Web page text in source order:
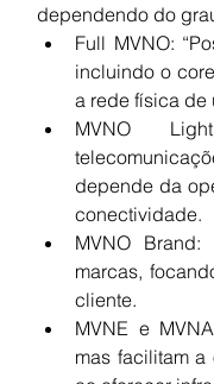
dependendo do
Full MVNO:
incluindo o
a rede física de
MVNO
depende da
conectividade.
MVNO
marcas,
cliente.
MVNE e
mas facilitam